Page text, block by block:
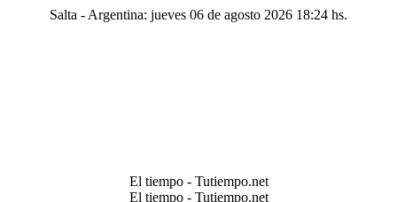
Salta - Argentina: jueves 06 de agosto 2026 18:24 hs.
El tiempo - Tutiempo.net
El tiempo - Tutiempo.net